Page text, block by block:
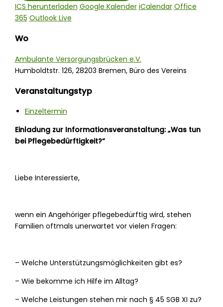
ICS herunterladen Google Kalender iCalendar Office
365 Outlook Live
Wo
Ambulante Versorgungsbrücken e.V.
Humboldtstr. 126, 28203 Bremen, Büro des Vereins
Veranstaltungstyp
Einzeltermin
Einladung zur Informationsveranstaltung: „Was tun
bei Pflegebedürftigkeit?“
Liebe Interessierte,
wenn ein Angehöriger pflegebedürftig wird, stehen
Familien oftmals unerwartet vor vielen Fragen:
– Welche Unterstützungsmöglichkeiten gibt es?
– Wie bekomme ich Hilfe im Alltag?
– Welche Leistungen stehen mir nach § 45 SGB XI zu?